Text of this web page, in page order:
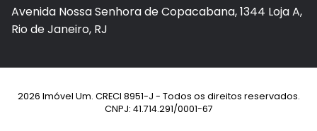
Avenida Nossa Senhora de Copacabana, 1344 Loja A,
Rio de Janeiro, RJ
2026 Imóvel Um. CRECI 8951-J - Todos os direitos reservados.
CNPJ: 41.714.291/0001-67